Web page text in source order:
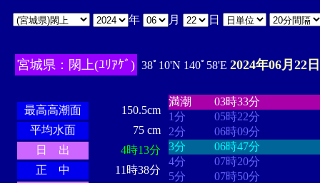
年 月 日
宮城県：閖上(ﾕﾘｱｹﾞ) 38ﾟ10'N 140ﾟ58'E 2024年06月22
最高高潮面
150.5cm
平均水面
75 cm
日 出
4時13分
正 中
11時38分
満潮
03時33分
1分
05時22分
2分
06時09分
3分
06時47分
4分
07時20分
5分
07時50分